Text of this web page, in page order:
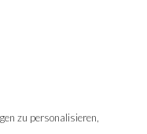
zu personalisieren,